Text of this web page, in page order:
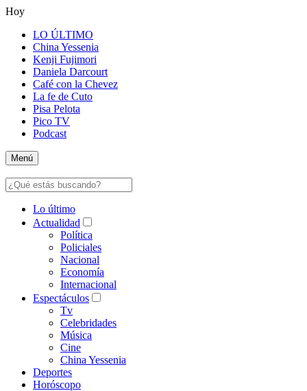
Hoy
LO ÚLTIMO
China Yessenia
Kenji Fujimori
Daniela Darcourt
Café con la Chevez
La fe de Cuto
Pisa Pelota
Pico TV
Podcast
Menú
Lo último
Actualidad
Política
Policiales
Nacional
Economía
Internacional
Espectáculos
Tv
Celebridades
Música
Cine
China Yessenia
Deportes
Horóscopo